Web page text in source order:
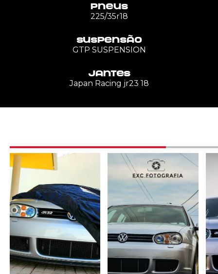
Pneus
225/35r18
Suspensão
GTP SUSPENSION
Jantes
Japan Racing jr23 18